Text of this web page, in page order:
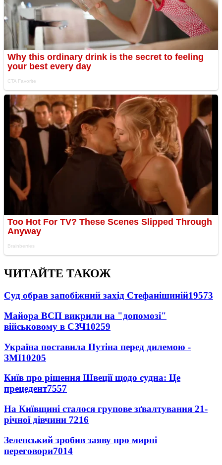
ЧИТАЙТЕ ТАКОЖ
Суд обрав запобіжний захід Стефанішиній19573
Майора ВСП викрили на "допомозі"
військовому в СЗЧ10259
Україна поставила Путіна перед дилемою -
ЗМІ10205
Київ про рішення Швеції щодо судна: Це
прецедент7557
На Київщині сталося групове зґвалтування 21-
річної дівчини 7216
Зеленський зробив заяву про мирні
переговори7014